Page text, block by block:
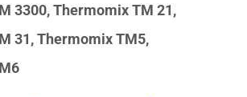
3300, Thermomix TM 21,
31, Thermomix TM5,